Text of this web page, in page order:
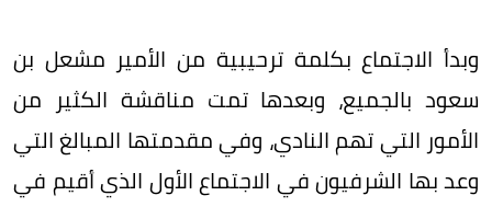
وبدأ الاجتماع بكلمة ترحيبية من الأمير مشعل بن
سعود بالجميع، وبعدها تمت مناقشة الكثير من
الأمور التي تهم النادي، وفي مقدمتها المبالغ التي
وعد بها الشرفيون في الاجتماع الأول الذي أقيم في